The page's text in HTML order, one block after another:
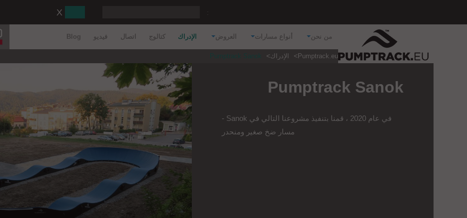
من نحن أنواع مسارات العروض الإدراك كتالوج اتصال فيديو Blog
Pumptrack.eu الإدراك Pumptrack Sanok
Pumptrack Sanok
في عام 2020 ، قمنا بتنفيذ مشروعنا التالي في Sanok -
مسار ضخ صغير ومنحدر